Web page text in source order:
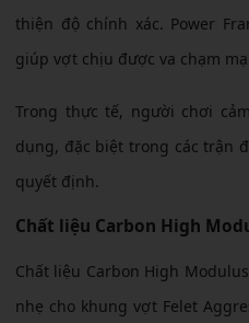
thiện độ chính xác. Power
giúp vợt chịu được va chạm
Trong thực tế, người chơi
dụng, đặc biệt trong các trận
quyết định.
Chất liệu Carbon High
Chất liệu Carbon High
nhẹ cho khung vợt Felet